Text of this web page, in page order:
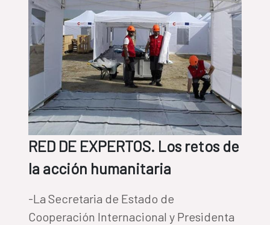
RED DE EXPERTOS. Los retos de
la acción humanitaria
-La Secretaria de Estado de
Cooperación Internacional y Presidenta